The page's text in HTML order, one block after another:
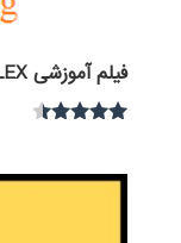
فیلم آموزشی IBM ILOG CPLEX
از 5